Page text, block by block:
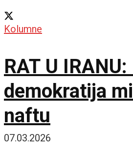
Kolumne
RAT U IRANU:
demokratija
naftu
07.03.2026